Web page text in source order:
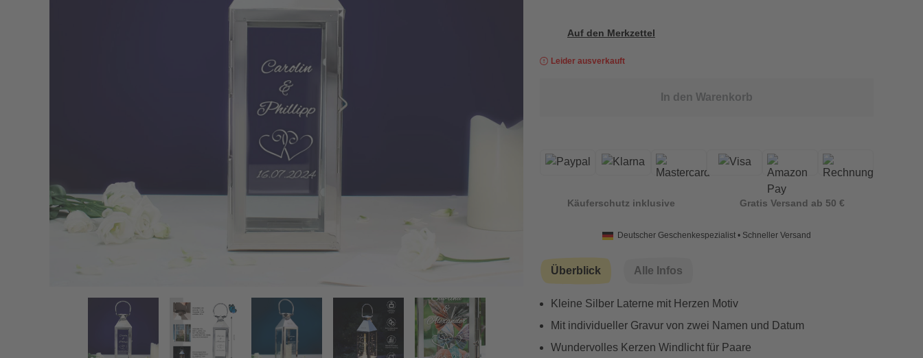
Vorwärts
Auf den Merkzettel
Leider ausverkauft
In den Warenkorb
Käuferschutz inklusive Gratis Versand ab 50 €
Deutscher Geschenkespezialist • Schneller Versand
Überblick Alle Infos
Kleine Silber Laterne mit Herzen Motiv
Mit individueller Gravur von zwei Namen und Datum
Wundervolles Kerzen Windlicht für Paare